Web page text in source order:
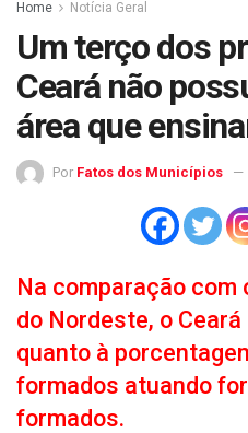
Home Notícia Geral
Um terço dos
Ceará não
área que
Por Fatos dos Municípios
Na comparação com
do Nordeste, o
quanto à
formados atuando
formados.